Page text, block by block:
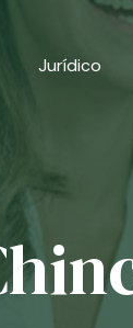
Jurídico